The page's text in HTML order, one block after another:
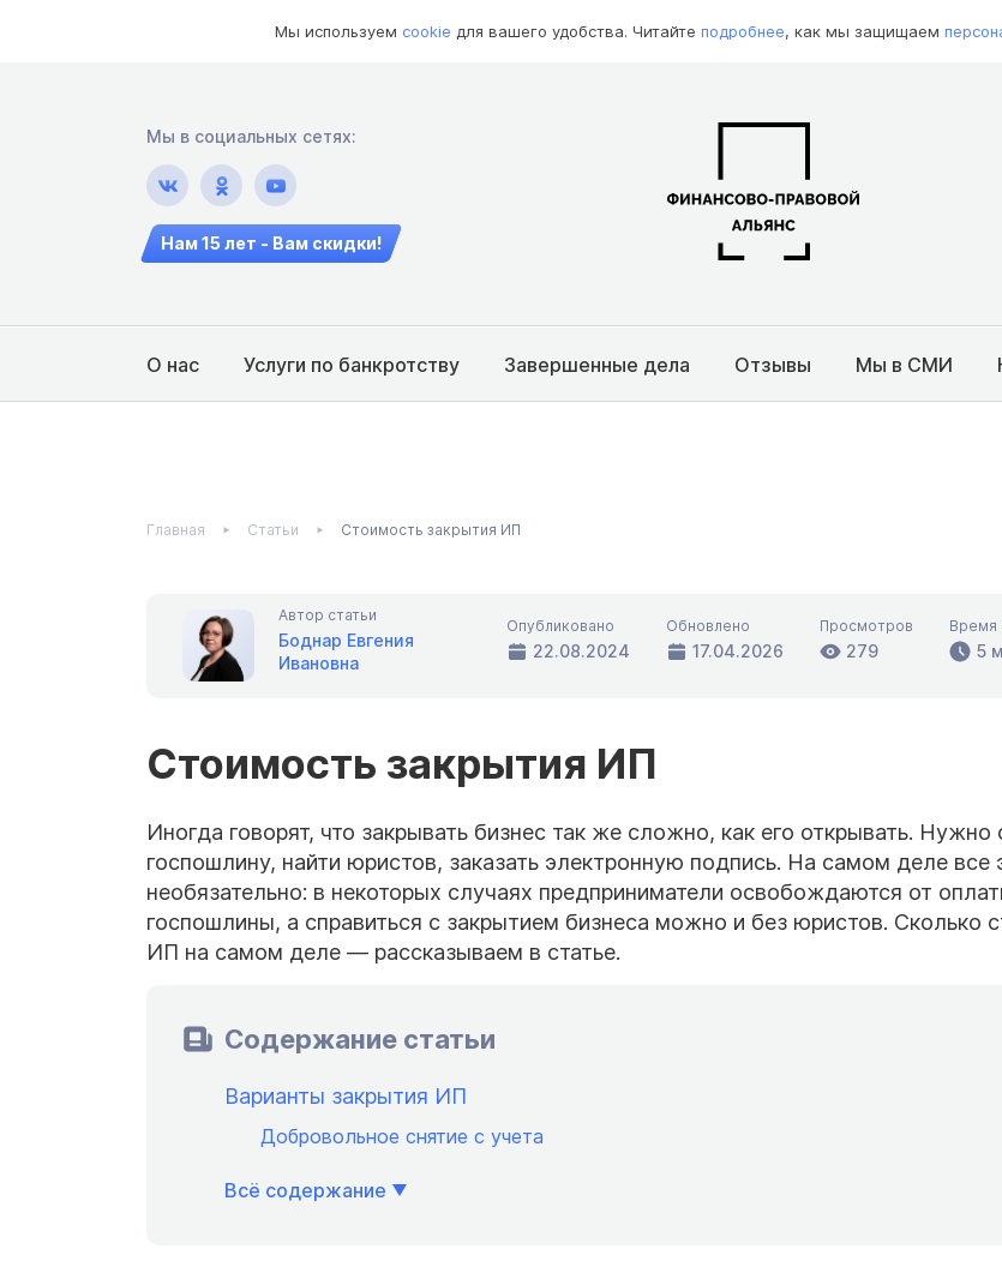
Мы используем cookie для вашего удобства. Читайте подробнее, как мы защищаем
Мы в социальных сетях:
Нам 15 лет - Вам скидки!
О нас Услуги по банкротству Завершенные дела Отзывы Мы в СМИ
Главная Статьи Стоимость закрытия ИП
Автор статьи
Боднар Евгения
Ивановна
Опубликовано
22.08.2024
Обновлено
17.04.2026
Просмотров
279
Время
5
Стоимость закрытия ИП
Иногда говорят, что закрывать бизнес так же сложно, как его открывать. Нужно
госпошлину, найти юристов, заказать электронную подпись. На самом деле все
необязательно: в некоторых случаях предприниматели освобождаются от
госпошлины, а справиться с закрытием бизнеса можно и без юристов. Сколько
ИП на самом деле — рассказываем в статье.
Содержание статьи
Варианты закрытия ИП
Добровольное снятие с учета
Всё содержание